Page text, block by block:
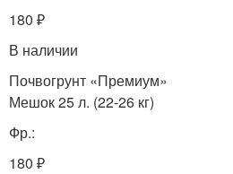
180 ₽
В наличии
Почвогрунт «Премиум»
Мешок 25 л. (22-26 кг)
Фр.:
180 ₽